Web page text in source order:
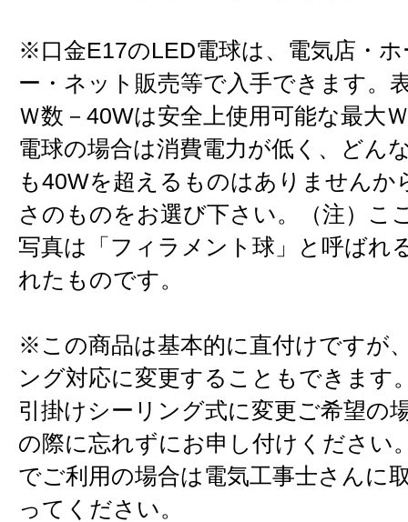
※口金E17のLED電球は、電気店・
ー・ネット販売等で入手できます。
Ｗ数－40Wは安全上使用可能な最大
電球の場合は消費電力が低く、どん
も40Wを超えるものはありませんか
さのものをお選び下さい。（注）こ
写真は「フィラメント球」と呼ばれ
れたものです。
※この商品は基本的に直付けですが
ング対応に変更することもできます
引掛けシーリング式に変更ご希望の
の際に忘れずにお申し付けください
でご利用の場合は電気工事士さんに
ってください。